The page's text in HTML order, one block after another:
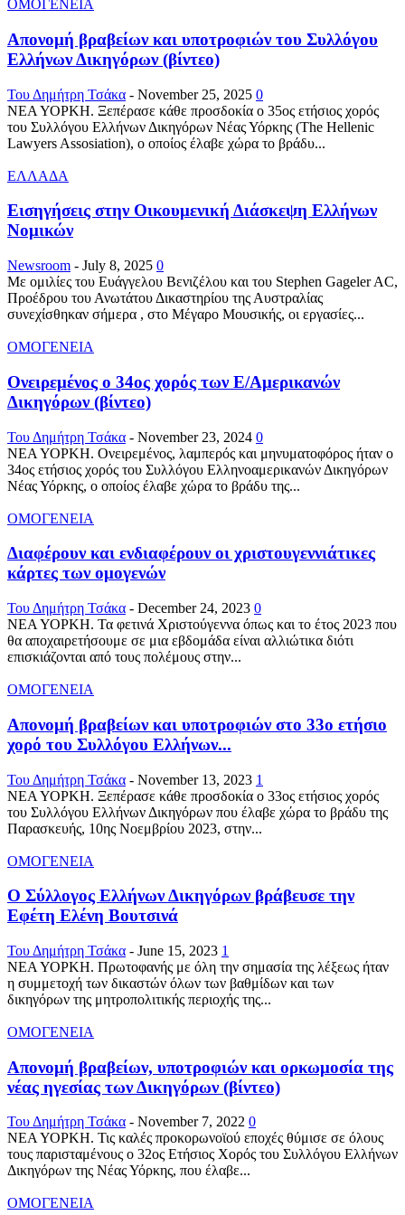
ΟΜΟΓΕΝΕΙΑ
Απονομή βραβείων και υποτροφιών του Συλλόγου
Ελλήνων Δικηγόρων (βίντεο)
Του Δημήτρη Τσάκα - November 25, 2025 0
ΝΕΑ ΥΟΡΚΗ. Ξεπέρασε κάθε προσδοκία ο 35ος ετήσιος χορός
του Συλλόγου Ελλήνων Δικηγόρων Νέας Υόρκης (The Hellenic
Lawyers Assosiation), ο οποίος έλαβε χώρα το βράδυ...
ΕΛΛΑΔΑ
Εισηγήσεις στην Οικουμενική Διάσκεψη Ελλήνων
Νομικών
Newsroom - July 8, 2025 0
Με ομιλίες του Ευάγγελου Βενιζέλου και του Stephen Gageler AC,
Προέδρου του Ανωτάτου Δικαστηρίου της Αυστραλίας
συνεχίσθηκαν σήμερα , στο Μέγαρο Μουσικής, οι εργασίες...
ΟΜΟΓΕΝΕΙΑ
Ονειρεμένος ο 34ος χορός των Ε/Αμερικανών
Δικηγόρων (βίντεο)
Του Δημήτρη Τσάκα - November 23, 2024 0
ΝΕΑ ΥΟΡΚΗ. Ονειρεμένος, λαμπερός και μηνυματοφόρος ήταν ο
34ος ετήσιος χορός του Συλλόγου Ελληνοαμερικανών Δικηγόρων
Νέας Υόρκης, ο οποίος έλαβε χώρα το βράδυ της...
ΟΜΟΓΕΝΕΙΑ
Διαφέρουν και ενδιαφέρουν οι χριστουγεννιάτικες
κάρτες των ομογενών
Του Δημήτρη Τσάκα - December 24, 2023 0
ΝΕΑ ΥΟΡΚΗ. Τα φετινά Χριστούγεννα όπως και το έτος 2023 που
θα αποχαιρετήσουμε σε μια εβδομάδα είναι αλλιώτικα διότι
επισκιάζονται από τους πολέμους στην...
ΟΜΟΓΕΝΕΙΑ
Απονομή βραβείων και υποτροφιών στο 33ο ετήσιο
χορό του Συλλόγου Ελλήνων...
Του Δημήτρη Τσάκα - November 13, 2023 1
ΝΕΑ ΥΟΡΚΗ. Ξεπέρασε κάθε προσδοκία ο 33ος ετήσιος χορός
του Συλλόγου Ελλήνων Δικηγόρων που έλαβε χώρα το βράδυ της
Παρασκευής, 10ης Νοεμβρίου 2023, στην...
ΟΜΟΓΕΝΕΙΑ
Ο Σύλλογος Ελλήνων Δικηγόρων βράβευσε την
Εφέτη Ελένη Βουτσινά
Του Δημήτρη Τσάκα - June 15, 2023 1
ΝΕΑ ΥΟΡΚΗ. Πρωτοφανής με όλη την σημασία της λέξεως ήταν
η συμμετοχή των δικαστών όλων των βαθμίδων και των
δικηγόρων της μητροπολιτικής περιοχής της...
ΟΜΟΓΕΝΕΙΑ
Απονομή βραβείων, υποτροφιών και ορκωμοσία της
νέας ηγεσίας των Δικηγόρων (βίντεο)
Του Δημήτρη Τσάκα - November 7, 2022 0
ΝΕΑ ΥΟΡΚΗ. Τις καλές προκορωνοϊού εποχές θύμισε σε όλους
τους παρισταμένους ο 32ος Ετήσιος Χορός του Συλλόγου Ελλήνων
Δικηγόρων της Νέας Υόρκης, που έλαβε...
ΟΜΟΓΕΝΕΙΑ